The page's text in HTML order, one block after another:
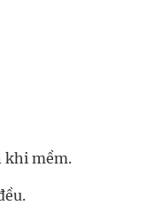
khi mềm.